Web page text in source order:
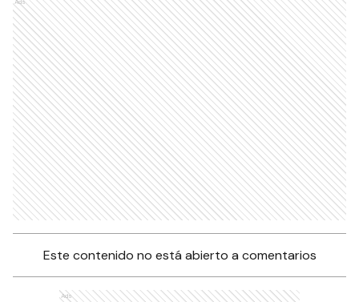
Este contenido no está abierto a comentarios
Ads